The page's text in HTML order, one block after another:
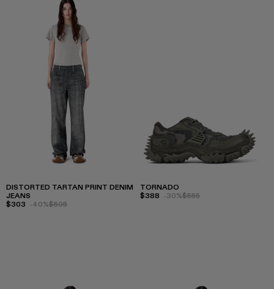
DISTORTED TARTAN PRINT DENIM
JEANS
$303 -40%$505
TORNADO
$388 -30%$555